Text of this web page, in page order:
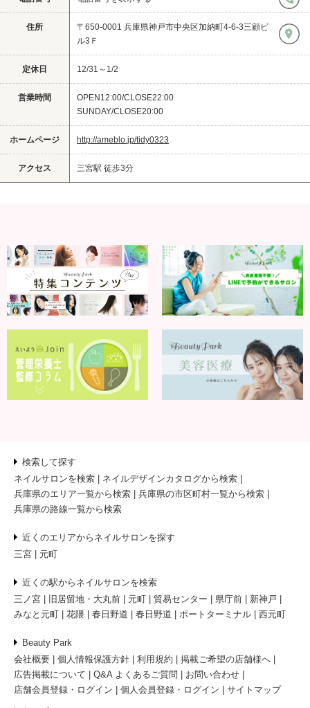
住所
〒650-0001 兵庫県神戸市中央区加納町4-6-3三顧ビ
ル3Ｆ
定休日 12/31～1/2
営業時間
OPEN12:00/CLOSE22:00
SUNDAY/CLOSE20:00
ホームページ http://ameblo.jp/tidy0323
アクセス 三宮駅 徒歩3分
検索して探す
ネイルサロンを検索
ネイルデザインカタログから検索
兵庫県のエリア一覧から検索
兵庫県の市区町村一覧から検索
兵庫県の路線一覧から検索
近くのエリアからネイルサロンを探す
三宮
元町
近くの駅からネイルサロンを検索
三ノ宮
旧居留地・大丸前 元町 貿易センター 県庁前
新神戸
みなと元町
花隈 春日野道 春日野道 ポートターミナル 西元町
Beauty Park
会社概要
個人情報保護方針 利用規約
掲載ご希望の店舗様へ
広告掲載について
Q&A よくあるご質問
お問い合わせ
店舗会員登録・ログイン
個人会員登録・ログイン サイトマップ